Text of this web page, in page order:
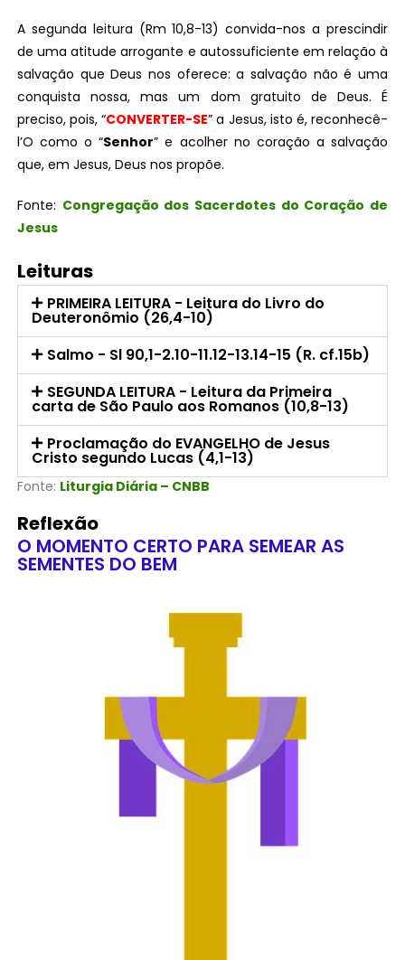
A segunda leitura (Rm 10,8-13) convida-nos a prescindir
de uma atitude arrogante e autossuficiente em relação à
salvação que Deus nos oferece: a salvação não é uma
conquista nossa, mas um dom gratuito de Deus. É
preciso, pois, “CONVERTER-SE” a Jesus, isto é, reconhecê-
l’O como o “Senhor” e acolher no coração a salvação
que, em Jesus, Deus nos propõe.
Fonte: Congregação dos Sacerdotes do Coração de
Jesus
Leituras
PRIMEIRA LEITURA - Leitura do Livro do
Deuteronômio (26,4-10)
Salmo - Sl 90,1-2.10-11.12-13.14-15 (R. cf.15b)
SEGUNDA LEITURA - Leitura da Primeira
carta de São Paulo aos Romanos (10,8-13)
Proclamação do EVANGELHO de Jesus
Cristo segundo Lucas (4,1-13)
Fonte: Liturgia Diária – CNBB
Reflexão
O MOMENTO CERTO PARA SEMEAR AS
SEMENTES DO BEM